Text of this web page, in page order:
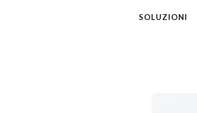
SOLUZIONI